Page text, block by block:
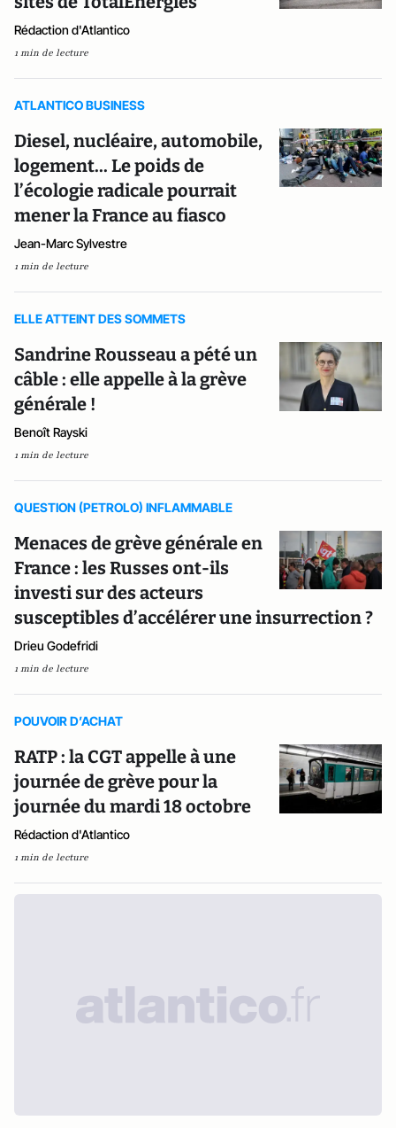
Rédaction d'Atlantico
1 min de lecture
ATLANTICO BUSINESS
Diesel, nucléaire, automobile,
logement... Le poids de
l’écologie radicale pourrait
mener la France au fiasco
Jean-Marc Sylvestre
1 min de lecture
ELLE ATTEINT DES SOMMETS
Sandrine Rousseau a pété un
câble : elle appelle à la grève
générale !
Benoît Rayski
1 min de lecture
QUESTION (PETROLO) INFLAMMABLE
Menaces de grève générale en
France : les Russes ont-ils
investi sur des acteurs
susceptibles d’accélérer une insurrection ?
Drieu Godefridi
1 min de lecture
POUVOIR D’ACHAT
RATP : la CGT appelle à une
journée de grève pour la
journée du mardi 18 octobre
Rédaction d'Atlantico
1 min de lecture